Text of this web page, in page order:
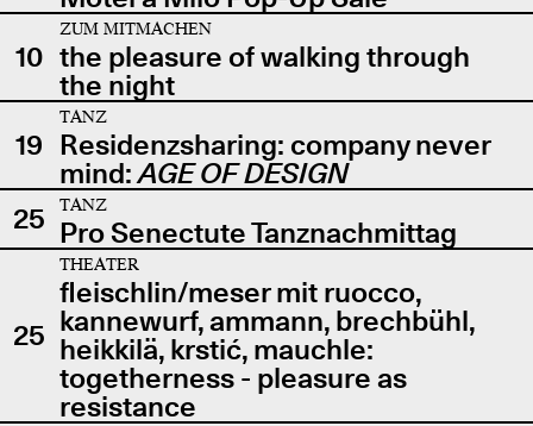
10
ZUM MITMACHEN
the pleasure of walking through
the night
19
TANZ
Residenzsharing: company never
mind:AGE OF DESIGN
25
TANZ
Pro Senectute Tanznachmittag
25
THEATER
fleischlin/meser mit ruocco,
kannewurf, ammann, brechbühl,
heikkilä, krstić, mauchle:
togetherness - pleasure as
resistance